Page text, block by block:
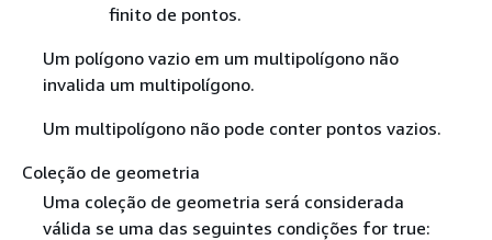
finito de pontos.
Um polígono vazio em um multipolígono não
invalida um multipolígono.
Um multipolígono não pode conter pontos vazios.
Coleção de geometria
Uma coleção de geometria será considerada
válida se uma das seguintes condições for true: